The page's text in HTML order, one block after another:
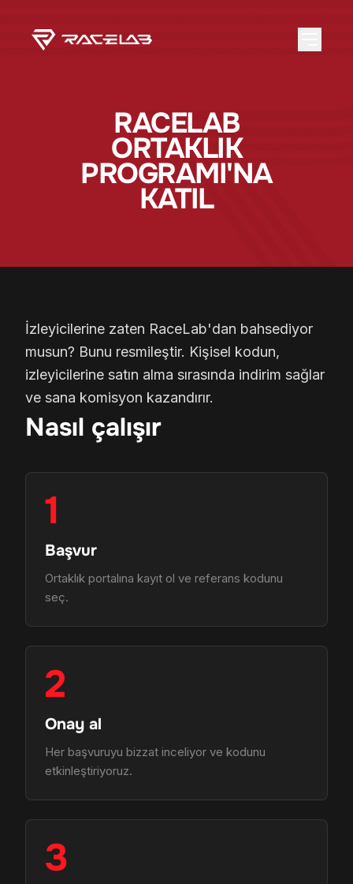
RACELAB
ORTAKLIK
PROGRAMI'NA
KATIL
İzleyicilerine zaten RaceLab'dan bahsediyor
musun? Bunu resmileştir. Kişisel kodun,
izleyicilerine satın alma sırasında indirim sağlar
ve sana komisyon kazandırır.
Nasıl çalışır
1
Başvur
Ortaklık portalına kayıt ol ve referans kodunu
seç.
2
Onay al
Her başvuruyu bizzat inceliyor ve kodunu
etkinleştiriyoruz.
3